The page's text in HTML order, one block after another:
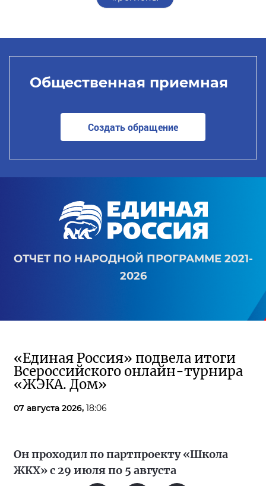
Общественная приемная
Создать обращение
ОТЧЕТ ПО НАРОДНОЙ ПРОГРАММЕ 2021-
2026
«Единая Россия» подвела итоги
Всероссийского онлайн-турнира
«ЖЭКА. Дом»
07 августа 2026, 18:06
Он проходил по партпроекту «Школа
ЖКХ» с 29 июля по 5 августа